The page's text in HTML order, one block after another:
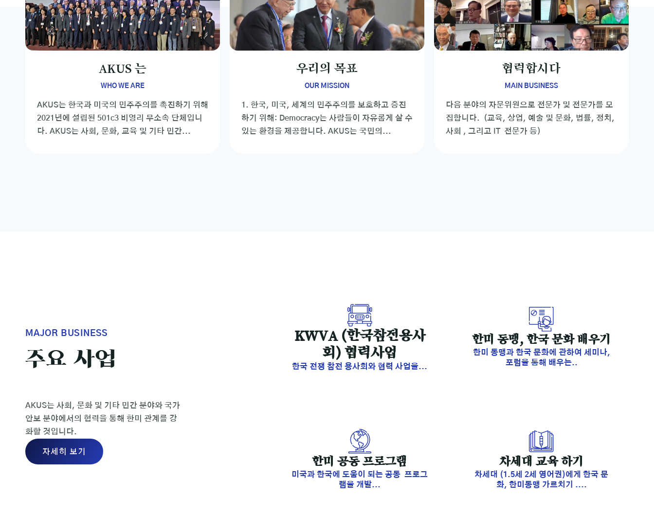
AKUS 는
WHO WE ARE
AKUS는 한국과 미국의 민주주의를 촉진하기 위해
2021년에 설립된 501c3 비영리 무소속 단체입니
다. AKUS는 사회, 문화, 교육 및 기타 민간...
우리의 목표
OUR MISSION
1. 한국, 미국, 세계의 민주주의를 보호하고 증진
하기 위해: Democracy는 사람들이 자유롭게 살 수
있는 환경을 제공합니다. AKUS는 국민의...
협력합시다
MAIN BUSINESS
다음 분야의 자문위원으로 전문가 및 전문가를 모
집합니다. (교육, 상업, 예술 및 문화, 법률, 정치,
사회 , 그리고 IT 전문가 등)
MAJOR BUSINESS
주요사업
AKUS는 사회, 문화 및 기타 민간 분야와 국가
안보 분야에서의 협력을 통해 한미 관계를 강
화할 것입니다.
자세히 보기
KWVA (한국참전용사
회) 협력사업
한국 전쟁 참전 용사회와 협력 사업을...
한미 동맹, 한국 문화 배우기
한미 동맹과 한국 문화에 관하여 세미나,
포럼을 통해 배우는..
​한미 공동 프로그램
미국과 한국에 도움이 되는 공동 프로그
램을 개발...
​차세대 교육 하기
차세대 (1.5세 2세 영어권)에게 한국 문
화, 한미동맹 가르치기 ....